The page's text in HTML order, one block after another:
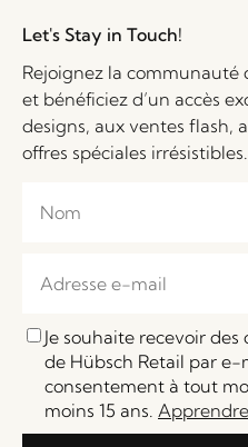
Let's Stay in Touch!
Rejoignez la communauté
et bénéficiez d’un accès
designs, aux ventes flash,
offres spéciales irrésistibles.
Je souhaite recevoir
de Hübsch Retail par e-
consentement à tout
moins 15 ans.